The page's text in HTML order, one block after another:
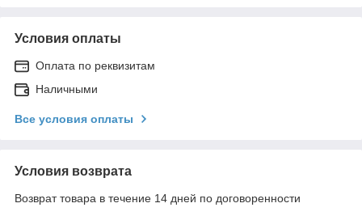
Условия оплаты
Оплата по реквизитам
Наличными
Все условия оплаты
Условия возврата
Возврат товара в течение 14 дней по договоренности